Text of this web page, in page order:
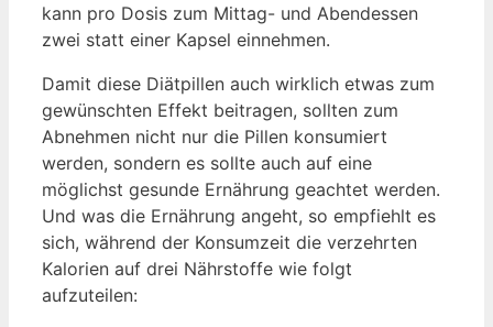
kann pro Dosis zum Mittag- und Abendessen
zwei statt einer Kapsel einnehmen.
Damit diese Diätpillen auch wirklich etwas zum
gewünschten Effekt beitragen, sollten zum
Abnehmen nicht nur die Pillen konsumiert
werden, sondern es sollte auch auf eine
möglichst gesunde Ernährung geachtet werden.
Und was die Ernährung angeht, so empfiehlt es
sich, während der Konsumzeit die verzehrten
Kalorien auf drei Nährstoffe wie folgt
aufzuteilen: